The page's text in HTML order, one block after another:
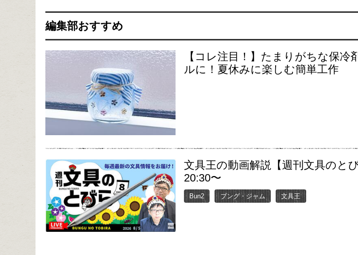
編集部おすすめ
【コレ注目！】たまりがちな保冷
ルに！夏休みに楽しむ簡単工作
文具王の動画解説【週刊文具のと
20:30〜
Bun2 ブング・ジャム 文具王